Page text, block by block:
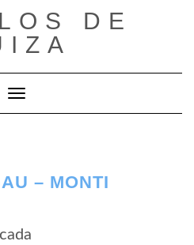
DE
Cambiar modo de navegación
– MONTI